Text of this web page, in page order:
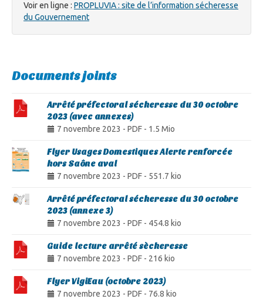
Voir en ligne : PROPLUVIA : site de l’information sécheresse
du Gouvernement
Documents joints
Arrêté préfectoral sécheresse du 30 octobre
2023 (avec annexes)
7 novembre 2023 - PDF - 1.5 Mio
Flyer Usages Domestiques Alerte renforcée
hors Saône aval
7 novembre 2023 - PDF - 551.7 kio
Arrêté préfectoral sécheresse du 30 octobre
2023 (annexe 3)
7 novembre 2023 - PDF - 454.8 kio
Guide lecture arrêté sècheresse
7 novembre 2023 - PDF - 216 kio
Flyer VigiEau (octobre 2023)
7 novembre 2023 - PDF - 76.8 kio